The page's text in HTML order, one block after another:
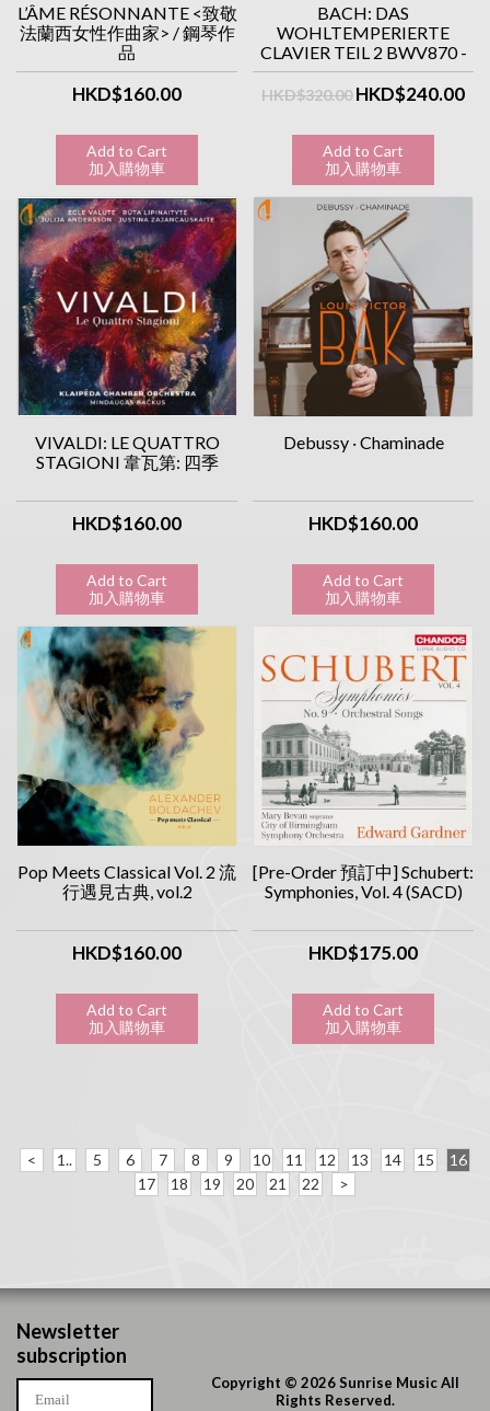
L’ÂME RÉSONNANTE <致敬
法蘭西女性作曲家> / 鋼琴作
品
HKD$160.00
Add to Cart
加入購物車
BACH: DAS
WOHLTEMPERIERTE
CLAVIER TEIL 2 BWV870 -
BWV893 巴赫: 平均率(下册)
(2CD優惠價)
HKD$320.00 HKD$240.00
Add to Cart
加入購物車
VIVALDI: LE QUATTRO
STAGIONI 韋瓦第: 四季
HKD$160.00
Add to Cart
加入購物車
Debussy ‧ Chaminade
HKD$160.00
Add to Cart
加入購物車
Pop Meets Classical Vol. 2 流
行遇見古典, vol.2
HKD$160.00
Add to Cart
加入購物車
[Pre-Order 預訂中] Schubert:
Symphonies, Vol. 4 (SACD)
HKD$175.00
Add to Cart
加入購物車
< 1.. 5 6 7 8 9 10 11 12 13 14 15
16
17
18 19 20 21 22 >
Newsletter
subscription
Copyright © 2026 Sunrise Music All
Rights Reserved.